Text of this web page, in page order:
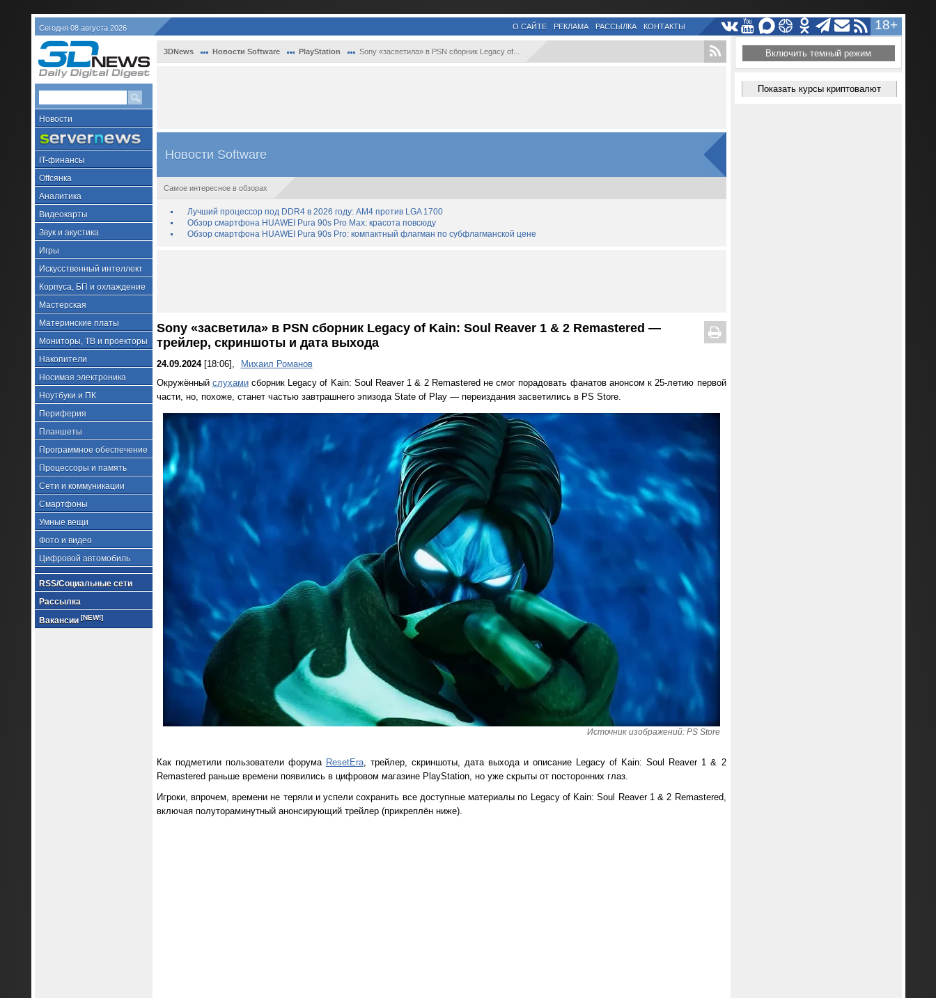
Сегодня 08 августа 2026 18+
О САЙТЕ РЕКЛАМА РАССЫЛКА КОНТАКТЫ
Новости
IT-финансы
Offсянка
Аналитика
Видеокарты
Звук и акустика
Игры
Искусственный интеллект
Корпуса, БП и охлаждение
Мастерская
Материнские платы
Мониторы, ТВ и проекторы
Накопители
Носимая электроника
Ноутбуки и ПК
Периферия
Планшеты
Программное обеспечение
Процессоры и память
Сети и коммуникации
Смартфоны
Умные вещи
Фото и видео
Цифровой автомобиль
RSS/Социальные сети
Рассылка
Вакансии [NEW!]
3DNews Новости Software PlayStation Sony «засветила» в PSN сборник Legacy of...
Новости Software
Самое интересное в обзорах
Лучший процессор под DDR4 в 2026 году: AM4 против LGA 1700
Обзор смартфона HUAWEI Pura 90s Pro Max: красота повсюду
Обзор смартфона HUAWEI Pura 90s Pro: компактный флагман по субфлагманской цене
Sony «засветила» в PSN сборник Legacy of Kain: Soul Reaver 1 & 2 Remastered —
трейлер, скриншоты и дата выхода
24.09.2024[18:06],
Михаил Романов
Окружённый слухамисборник Legacy of Kain: Soul Reaver 1 & 2 Remastered не смог порадовать фанатов анонсом к 25-летию первой
части, но, похоже, станет частью завтрашнего эпизода State of Play — переиздания засветились в PS Store.
Источник изображений: PS Store
Как подметили пользователи форума ResetEra, трейлер, скриншоты, дата выхода и описание Legacy of Kain: Soul Reaver 1 & 2
Remastered раньше времени появились в цифровом магазине PlayStation, но уже скрыты от посторонних глаз.
Игроки, впрочем, времени не теряли и успели сохранить все доступные материалы по Legacy of Kain: Soul Reaver 1 & 2 Remastered,
включая полутораминутный анонсирующий трейлер (прикреплён ниже).
Включить темный режим
Показать курсы криптовалют